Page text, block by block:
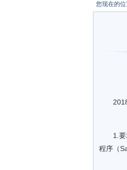
·大牌云
您现在的位
2018
1.要求
程序（